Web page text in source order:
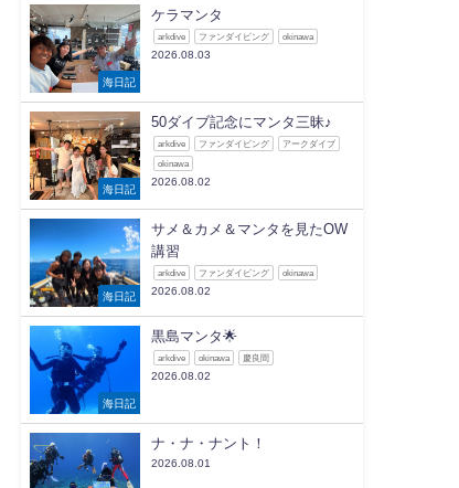
海日記
ケラマンタ
arkdive ファンダイビング okinawa
2026.08.03
海日記
50ダイブ記念にマンタ三昧♪
arkdive ファンダイビング アークダイブ
okinawa
2026.08.02
海日記
サメ＆カメ＆マンタを見たOW
講習
arkdive ファンダイビング okinawa
2026.08.02
海日記
黒島マンタ🌟
arkdive okinawa 慶良間
2026.08.02
ナ・ナ・ナント！
2026.08.01